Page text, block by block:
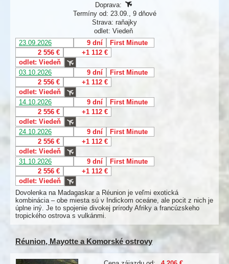
Doprava:
Termíny od: 23.09., 9 dňové
Strava: raňajky
odlet: Viedeň
23.09.2026
9 dní
First Minute
2 556 €
+1 112 €
odlet: Viedeň
03.10.2026
9 dní
First Minute
2 556 €
+1 112 €
odlet: Viedeň
14.10.2026
9 dní
First Minute
2 556 €
+1 112 €
odlet: Viedeň
24.10.2026
9 dní
First Minute
2 556 €
+1 112 €
odlet: Viedeň
31.10.2026
9 dní
First Minute
2 556 €
+1 112 €
odlet: Viedeň
Dovolenka na Madagaskar a Réunion je veľmi exotická
kombinácia – obe miesta sú v Indickom oceáne, ale pocit z nich je
úplne iný. Je to spojenie divokej prírody Afriky a francúzskeho
tropického ostrova s vulkánmi.
Réunion, Mayotte a Komorské ostrovy